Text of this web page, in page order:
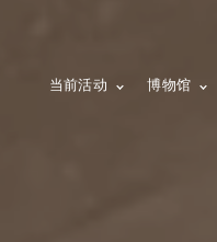
当前活动 博物馆